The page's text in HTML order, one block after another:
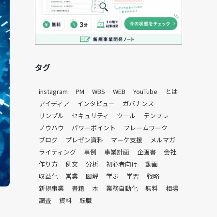
タグ
instagram PM WBS WEB YouTube
とは
アイディア
インタビュー
ガバナンス
サンプル
セキュリティ ツール
テンプレ
ノウハウ
パワーポイント
フレームワーク
ブログ
プレゼン資料 マーケ支援
メルマガ
ライティング
事例 事業計画 企画書
会社
作り方
例文 分析 初心者向け
動画
収益化
営業 図解 学ぶ 学習
戦略
新規事業
書籍 本 業務自動化 無料
相場
調査
資料 転職